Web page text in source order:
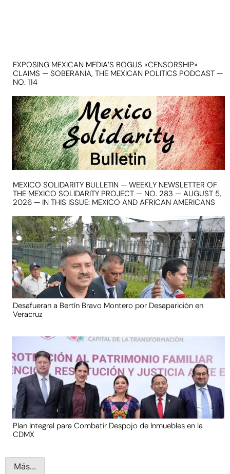
EXPOSING MEXICAN MEDIA’S BOGUS «CENSORSHIP»
CLAIMS — SOBERANIA, THE MEXICAN POLITICS PODCAST —
NO. 114
MEXICO SOLIDARITY BULLETIN — WEEKLY NEWSLETTER OF
THE MEXICO SOLIDARITY PROJECT — NO. 283 — AUGUST 5,
2026 — IN THIS ISSUE: MEXICO AND AFRICAN AMERICANS
Desafueran a Bertín Bravo Montero por Desaparición en
Veracruz
Plan Integral para Combatir Despojo de Inmuebles en la
CDMX
Más...